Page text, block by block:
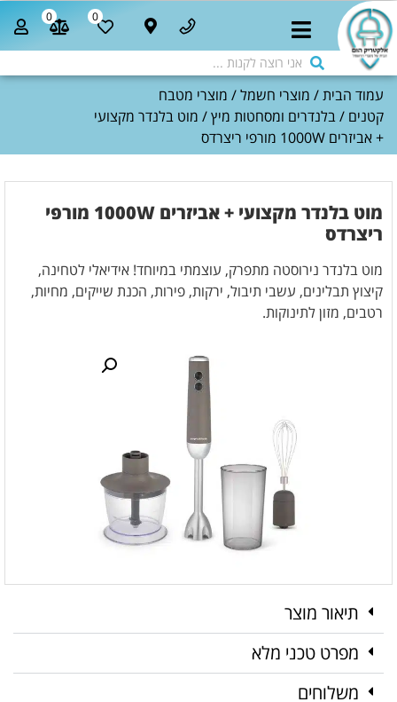
0
0
עמוד הבית/ מוצרי חשמל/ מוצרי מטבח
קטנים /בלנדרים ומסחטות מיץ/ מוט בלנדר מקצועי
+ אביזרים 1000W מורפי ריצרדס
תיאור מוצר
מפרט טכני מלא
משלוחים
מוט בלנדר מקצועי + אביזרים 1000W מורפי
ריצרדס
מוט בלנדר נירוסטה מתפרק, עוצמתי במיוחד! אידיאלי לטחינה,
קיצוץ תבלינים, עשבי תיבול, ירקות, פירות, הכנת שייקים, מחיות,
רטבים, מזון לתינוקות.